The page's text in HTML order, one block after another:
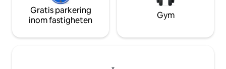
Gratis parkering
inom fastigheten
Gym